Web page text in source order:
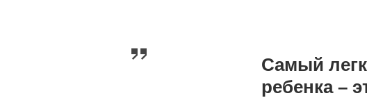
Самый
ребенка –